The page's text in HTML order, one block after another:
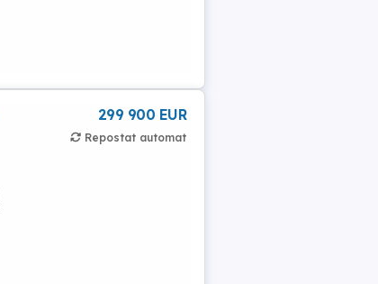
299 900 EUR
Repostat automat